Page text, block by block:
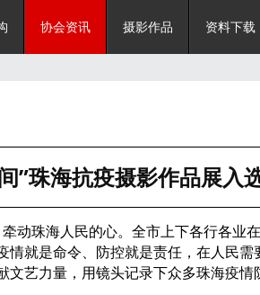
协会资讯 摄影作品 资料下载
珠海抗疫摄影作品展入
动珠海人民的心。全市上下各行各业
情就是命令、防控就是责任，在人民需
文艺力量，用镜头记录下众多珠海疫